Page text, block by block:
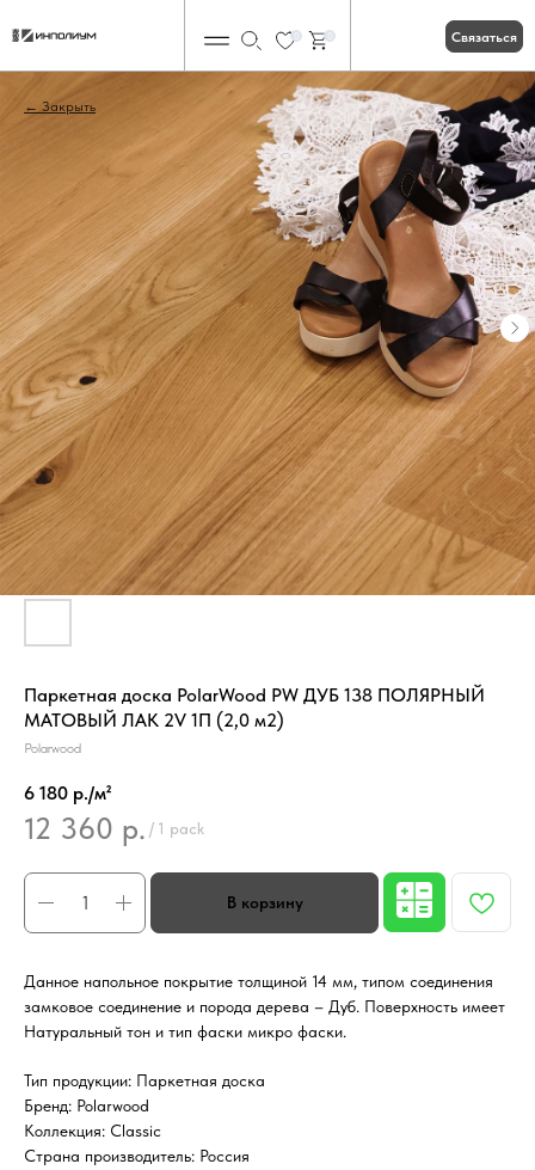
Связаться
Закрыть
Паркетная доска PolarWood PW ДУБ 138 ПОЛЯРНЫЙ
МАТОВЫЙ ЛАК 2V 1П (2,0 м2)
Polarwood
6 180 р./м²
12 360 р. / 1 pack
Данное напольное покрытие толщиной 14 мм, типом соединения
замковое соединение и порода дерева – Дуб. Поверхность имеет
Натуральный тон и тип фаски микро фаски.
Тип продукции: Паркетная доска
Бренд: Polarwood
Коллекция: Classic
Страна производитель: Россия